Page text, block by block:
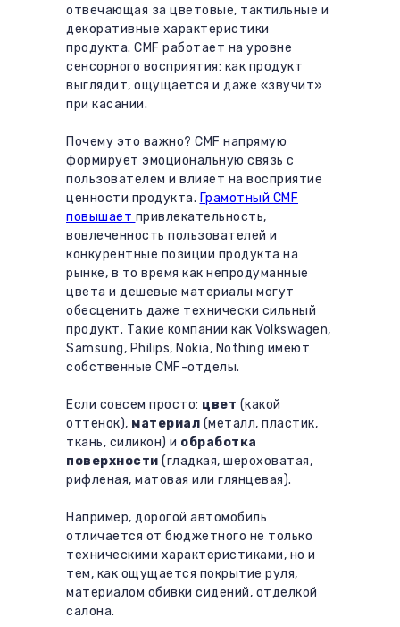
отвечающая за цветовые, тактильные и
декоративные характеристики
продукта. CMF работает на уровне
сенсорного восприятия: как продукт
выглядит, ощущается и даже «звучит»
при касании.
Почему это важно? CMF напрямую
формирует эмоциональную связь с
пользователем и влияет на восприятие
ценности продукта. Грамотный CMF
повышает привлекательность,
вовлеченность пользователей и
конкурентные позиции продукта на
рынке, в то время как непродуманные
цвета и дешевые материалы могут
обесценить даже технически сильный
продукт. Такие компании как Volkswagen,
Samsung, Philips, Nokia, Nothing имеют
собственные CMF-отделы.
Если совсем просто: цвет (какой
оттенок), материал (металл, пластик,
ткань, силикон) и обработка
поверхности (гладкая, шероховатая,
рифленая, матовая или глянцевая).
Например, дорогой автомобиль
отличается от бюджетного не только
техническими характеристиками, но и
тем, как ощущается покрытие руля,
материалом обивки сидений, отделкой
салона.